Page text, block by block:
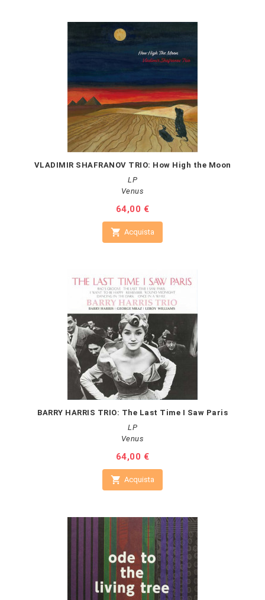
VLADIMIR SHAFRANOV TRIO: How High the Moon
LP
Venus
Prezzo
64,00 €
 Acquista
BARRY HARRIS TRIO: The Last Time I Saw Paris
LP
Venus
Prezzo
64,00 €
 Acquista